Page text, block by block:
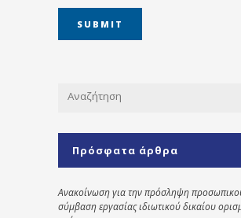
Πρόσφατα άρθρα
Ανακοίνωση για την πρόσληψη
σύμβαση εργασίας ιδιωτικού δικαίου